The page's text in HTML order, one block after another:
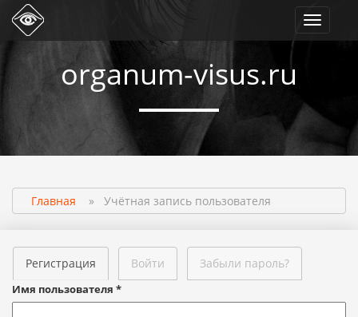
organum-visus.ru
Toggle
Главная » Учётная запись пользователя
Регистрация Войти Забыли пароль?
Имя пользователя *